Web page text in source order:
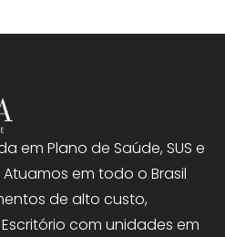
em Plano de Saúde, SUS e
em todo o Brasil
de alto custo,
com unidades em